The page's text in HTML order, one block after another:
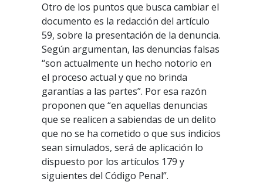
Otro de los puntos que busca cambiar el
documento es la redacción del artículo
59, sobre la presentación de la denuncia.
Según argumentan, las denuncias falsas
“son actualmente un hecho notorio en
el proceso actual y que no brinda
garantías a las partes”. Por esa razón
proponen que “en aquellas denuncias
que se realicen a sabiendas de un delito
que no se ha cometido o que sus indicios
sean simulados, será de aplicación lo
dispuesto por los artículos 179 y
siguientes del Código Penal”.